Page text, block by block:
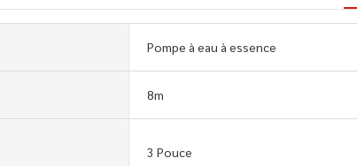
Pompe à eau à essence
8m
3 Pouce